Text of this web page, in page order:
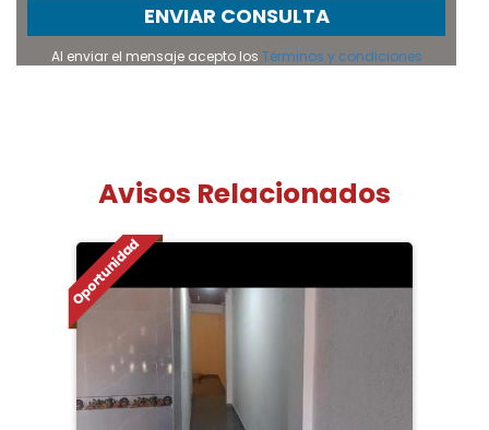
ENVIAR CONSULTA
Al enviar el mensaje acepto los Términos y condiciones
Avisos Relacionados